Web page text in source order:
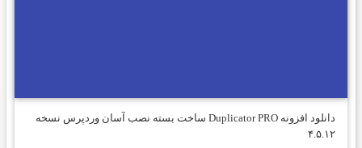
دانلود افزونه Duplicator PRO ساخت بسته نصب آسان وردپرس نسخه
۴.۵.۱۲